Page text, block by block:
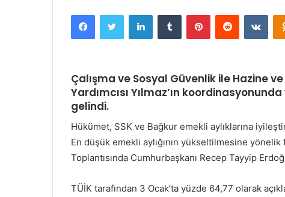
posta
göndermek
FacebookTwitter LinkedInTumblr PinterestReddit
Çalışma ve Sosyal Güvenlik ile Hazine
Yardımcısı Yılmaz’ın
gelindi.
Hükümet, SSK ve Bağkur emekli aylıklarına
En düşük emekli aylığının yükseltilmesine yönelik
Toplantısında Cumhurbaşkanı Recep Tayyip
TÜİK tarafından 3 Ocak’ta yüzde 64,77 olarak